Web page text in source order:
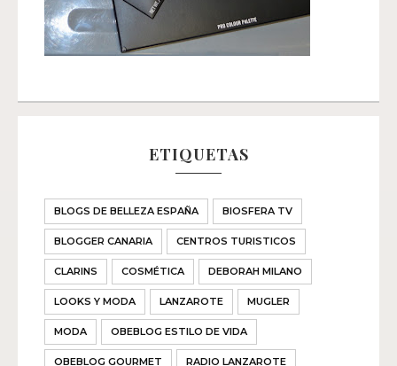
ETIQUETAS
BLOGS DE BELLEZA ESPAÑA BIOSFERA TV
BLOGGER CANARIA CENTROS TURISTICOS
CLARINS COSMÉTICA DEBORAH MILANO
LOOKS Y MODA LANZAROTE MUGLER
MODA OBEBLOG ESTILO DE VIDA
OBEBLOG GOURMET RADIO LANZAROTE